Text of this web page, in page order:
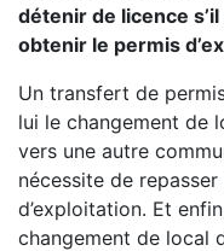
détenir de licence
obtenir le permis
Un transfert de
lui le changement de
vers une autre
nécessite de
d’exploitation. Et
changement de local